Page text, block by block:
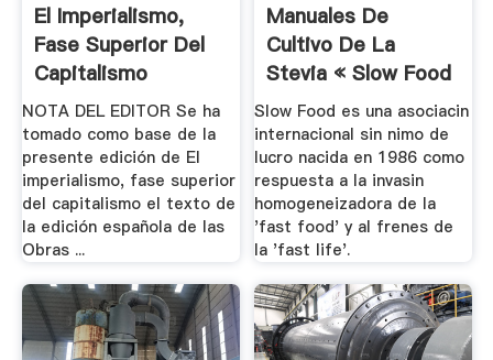
El Imperialismo,
Fase Superior Del
Capitalismo
NOTA DEL EDITOR Se ha
tomado como base de la
presente edición de El
imperialismo, fase superior
del capitalismo el texto de
la edición española de las
Obras ...
Manuales De
Cultivo De La
Stevia « Slow Food
.
Slow Food es una asociacin
internacional sin nimo de
lucro nacida en 1986 como
respuesta a la invasin
homogeneizadora de la
'fast food' y al frenes de
la 'fast life'.